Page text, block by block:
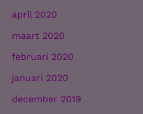
april 2020
maart 2020
februari 2020
januari 2020
december 2019